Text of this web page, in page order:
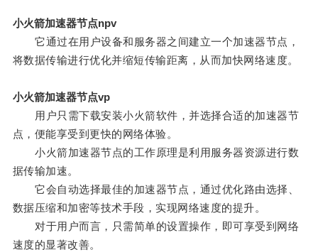
小火箭加速器节点npv
它通过在用户设备和服务器之间建立一个加速器节点，
将数据传输进行优化并缩短传输距离，从而加快网络速度。
小火箭加速器节点vp
用户只需下载安装小火箭软件，并选择合适的加速器节
点，便能享受到更快的网络体验。
小火箭加速器节点的工作原理是利用服务器资源进行数
据传输加速。
它会自动选择最佳的加速器节点，通过优化路由选择、
数据压缩和加密等技术手段，实现网络速度的提升。
对于用户而言，只需简单的设置操作，即可享受到网络
速度的显著改善。